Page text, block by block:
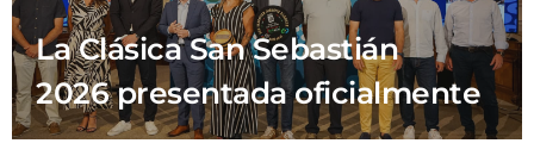
La Clásica San Sebastián
2026 presentada oficialmente